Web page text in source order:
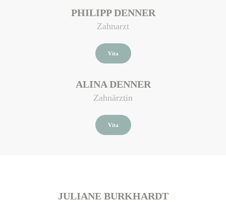
PHILIPP DENNER
Zahnarzt
Vita
ALINA DENNER
Zahnärztin
Vita
JULIANE BURKHARDT